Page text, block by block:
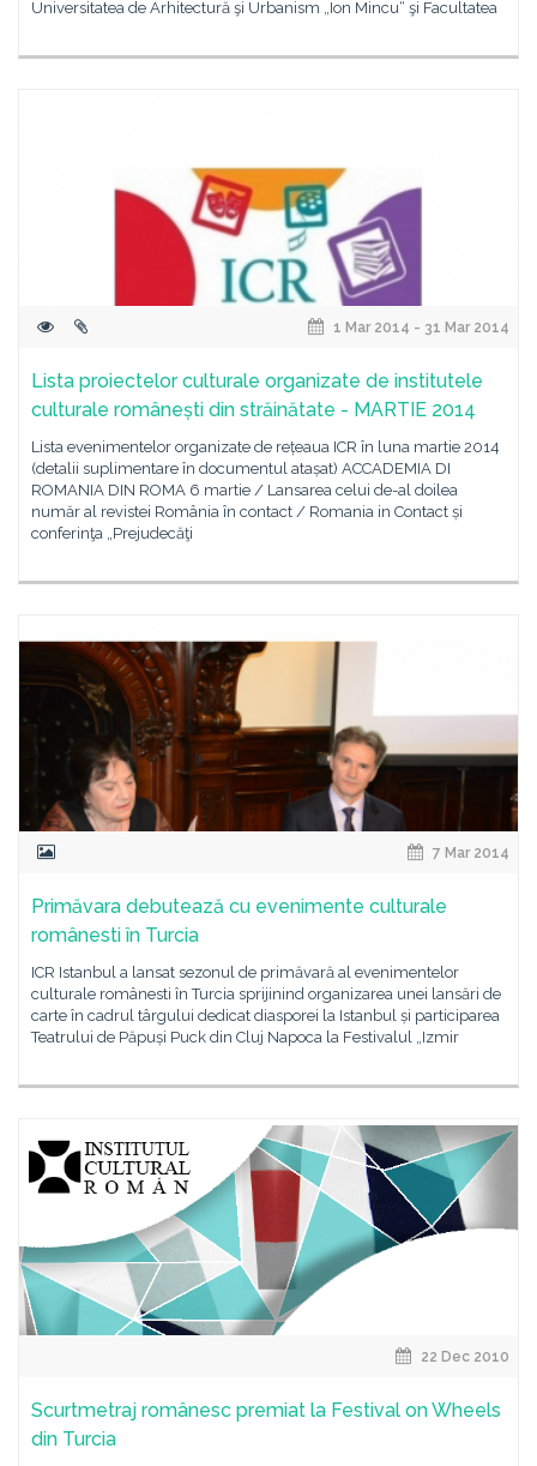
Universitatea de Arhitectură şi Urbanism „Ion Mincu“ şi Facultatea
1 Mar 2014 - 31 Mar 2014
Lista proiectelor culturale organizate de institutele
culturale românești din străinătate - MARTIE 2014
Lista evenimentelor organizate de rețeaua ICR în luna martie 2014
(detalii suplimentare în documentul atașat) ACCADEMIA DI
ROMANIA DIN ROMA 6 martie / Lansarea celui de-al doilea
număr al revistei România în contact / Romania in Contact și
conferinţa „Prejudecăţi
7 Mar 2014
Primăvara debutează cu evenimente culturale
românesti în Turcia
ICR Istanbul a lansat sezonul de primăvară al evenimentelor
culturale românesti în Turcia sprijinind organizarea unei lansări de
carte în cadrul târgului dedicat diasporei la Istanbul și participarea
Teatrului de Păpuși Puck din Cluj Napoca la Festivalul „Izmir
22 Dec 2010
Scurtmetraj românesc premiat la Festival on Wheels
din Turcia